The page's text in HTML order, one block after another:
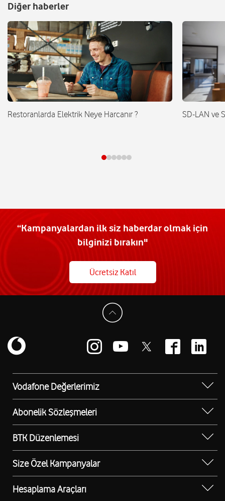
Diğer haberler
Restoranlarda Elektrik Neye Harcanır ? SD-LAN ve
“Kampanyalardan ilk siz haberdar olmak için
bilginizi bırakın"
Ücretsiz Katıl
Vodafone Değerlerimiz
Sosyal Destek
Erişilebilir Mağazalar
Abonelik Sözleşmeleri
Kurumsal Tip Abonelik Sözleşmesi
BTK Düzenlemesi
Bilgi Teknolojileri ve İletişim Kurumu (BTK)
Düzenlemesi
Size Özel Kampanyalar
Kurumsal Cihaz Kampanyaları
Otokonfor Ücretsiz Oto Yıkama
Hesaplama Araçları